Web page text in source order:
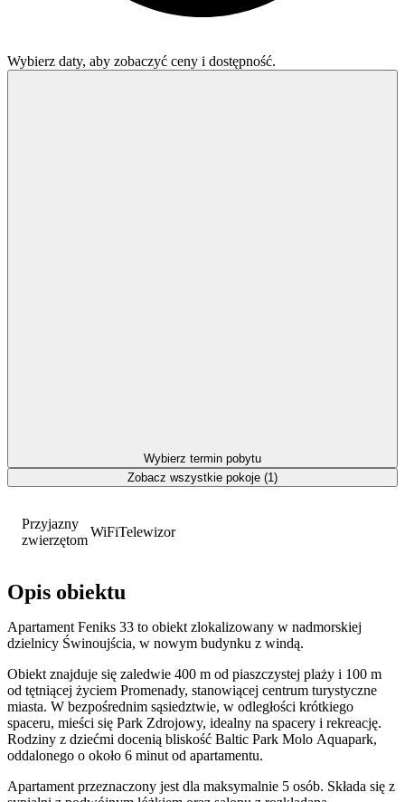
Przyjazny
zwierzętom
WiFiTelewizor
Opis obiektu
Apartament Feniks 33 to obiekt zlokalizowany w nadmorskiej
dzielnicy Świnoujścia, w nowym budynku z windą.
Obiekt znajduje się zaledwie 400 m od piaszczystej plaży i 100 m
od tętniącej życiem Promenady, stanowiącej centrum turystyczne
miasta. W bezpośrednim sąsiedztwie, w odległości krótkiego
spaceru, mieści się Park Zdrojowy, idealny na spacery i rekreację.
Rodziny z dziećmi docenią bliskość Baltic Park Molo Aquapark,
oddalonego o około 6 minut od apartamentu.
Apartament przeznaczony jest dla maksymalnie 5 osób. Składa się z
Wybierz daty, aby zobaczyć ceny i dostępność.
Wybierz termin pobytu
Zobacz wszystkie pokoje (1)